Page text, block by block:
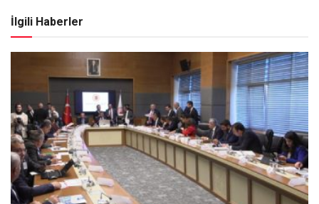
İlgili Haberler